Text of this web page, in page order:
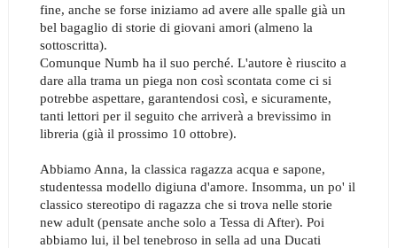
fine, anche se forse iniziamo ad avere alle spalle già un
bel bagaglio di storie di giovani amori (almeno la
sottoscritta).
Comunque Numb ha il suo perché. L'autore è riuscito a
dare alla trama un piega non così scontata come ci si
potrebbe aspettare, garantendosi così, e sicuramente,
tanti lettori per il seguito che arriverà a brevissimo in
libreria (già il prossimo 10 ottobre).
Abbiamo Anna, la classica ragazza acqua e sapone,
studentessa modello digiuna d'amore. Insomma, un po' il
classico stereotipo di ragazza che si trova nelle storie
new adult (pensate anche solo a Tessa di After). Poi
abbiamo lui, il bel tenebroso in sella ad una Ducati